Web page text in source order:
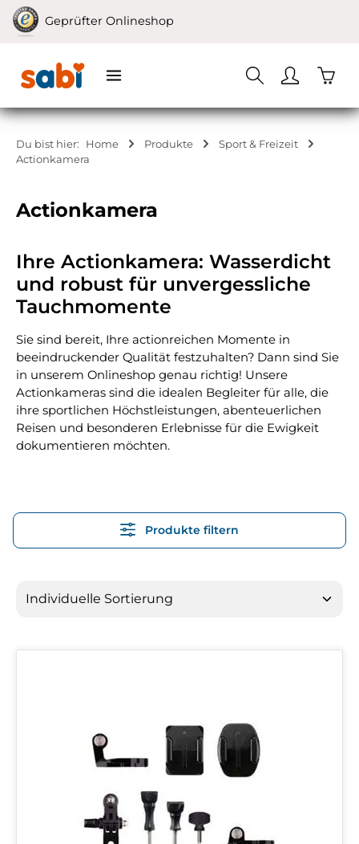
Zum Hauptinhalt springen
Geprüfter Onlineshop
Du bist hier: Home Produkte
Sport & Freizeit
Actionkamera
Actionkamera
Ihre Actionkamera: Wasserdicht
und robust für unvergessliche
Tauchmomente
Sie sind bereit, Ihre actionreichen Momente in
beeindruckender Qualität festzuhalten? Dann sind Sie
in unserem Onlineshop genau richtig! Unsere
Actionkameras sind die idealen Begleiter für alle, die
ihre sportlichen Höchstleistungen, abenteuerlichen
Reisen und besonderen Erlebnisse für die Ewigkeit
dokumentieren möchten.
Produkte filtern